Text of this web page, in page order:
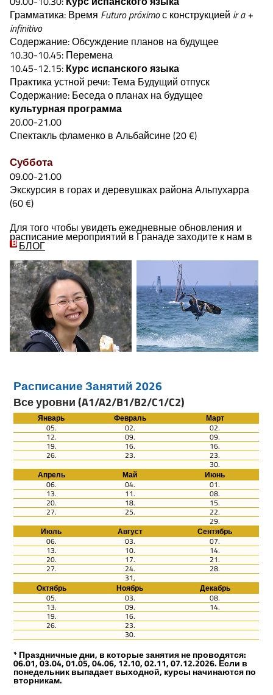
Грамматика: Время Futuro próximoс конструкцией ir a +
infinitivo
Содержание: Обсуждение планов на будущее
10.30-10.45: Перемена
10.45-12.15: Курс испанского языка
Практика устной речи: Тема Будущий отпуск
Содержание: Беседа о планах на будущее
культурная программа
20.00-21.00
Спектакль фламенко в Альбайсине (20 €)
Суббота
09.00-21.00
Экскурсия в горах и деревушках района Альпухарра
(60 €)
Для того чтобы увидеть ежедневные обновления и
расписание мероприятий в Гранаде заходите к нам в
БЛОГ
Расписание Занятий 2026
Все уровни (A1/A2/B1/B2/C1/C2)
Январь Февраль
Март
05.
02. 02.
12. 09. 09.
19. 16. 16.
26. 23. 23.
30.
Апрель
Май
Июнь
06.
04. 01.
13. 11. 08.
20. 18. 15.
27. 25. 22.
29.
Июль
Август
Сентябрь
06.
03. 07.
13. 10. 14.
20. 17. 21.
27. 24. 28.
31,
Октябрь
Ноябрь
Декабрь
05.
03. 08.
13. 09. 14.
19. 16.
26. 23.
30.
* Праздничные дни, в которые занятия не проводятся:
06.01, 03.04, 01.05, 04.06, 12.10, 02.11, 07.12.2026. Если в
понедельник выпадает выходной, курсы начинаются по
вторникам.